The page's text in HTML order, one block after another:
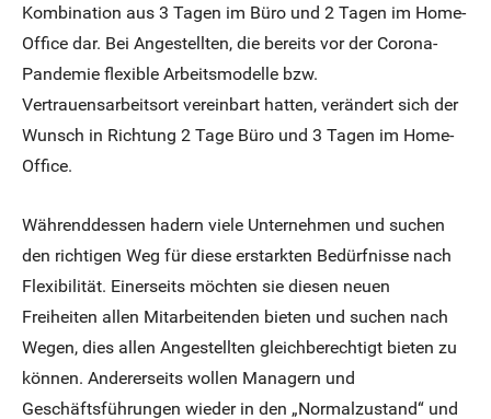
Kombination aus 3 Tagen im Büro und 2 Tagen im Home-
Office dar. Bei Angestellten, die bereits vor der Corona-
Pandemie flexible Arbeitsmodelle bzw.
Vertrauensarbeitsort vereinbart hatten, verändert sich der
Wunsch in Richtung 2 Tage Büro und 3 Tagen im Home-
Office.
Währenddessen hadern viele Unternehmen und suchen
den richtigen Weg für diese erstarkten Bedürfnisse nach
Flexibilität. Einerseits möchten sie diesen neuen
Freiheiten allen Mitarbeitenden bieten und suchen nach
Wegen, dies allen Angestellten gleichberechtigt bieten zu
können. Andererseits wollen Managern und
Geschäftsführungen wieder in den „Normalzustand“ und